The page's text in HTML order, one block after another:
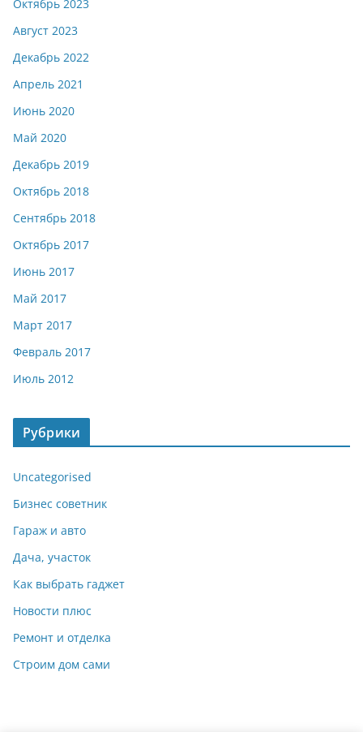
Октябрь 2023
Август 2023
Декабрь 2022
Апрель 2021
Июнь 2020
Май 2020
Декабрь 2019
Октябрь 2018
Сентябрь 2018
Октябрь 2017
Июнь 2017
Май 2017
Март 2017
Февраль 2017
Июль 2012
Рубрики
Uncategorised
Бизнес советник
Гараж и авто
Дача, участок
Как выбрать гаджет
Новости плюс
Ремонт и отделка
Строим дом сами